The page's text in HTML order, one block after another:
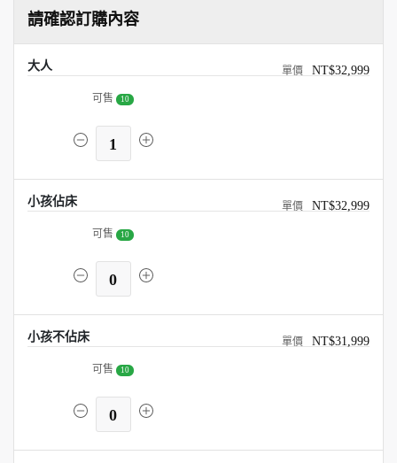
請確認訂購內容
大人 NT$32,999
可售 10
1
小孩佔床 NT$32,999
可售 10
0
小孩不佔床 NT$31,999
可售 10
0